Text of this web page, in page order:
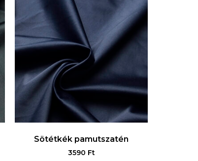
Sötétkék pamutszatén
3590 Ft